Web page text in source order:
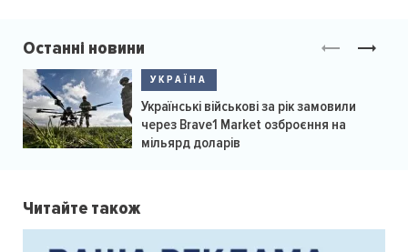
Останні новини
УКРАЇНА
Українські військові за рік замовили
через Brave1 Market озброєння на
мільярд доларів
Читайте також